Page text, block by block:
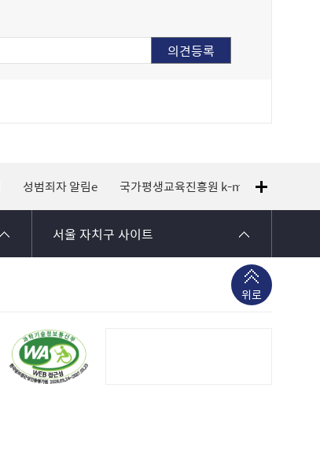
성범죄자 알림e 국가평생교육진흥원 k-mooc
서울 자치구 사이트
위로